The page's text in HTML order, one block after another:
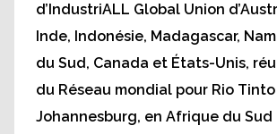
d’IndustriALL Global Union
Inde, Indonésie, Madagascar,
du Sud, Canada et États-Unis,
du Réseau mondial pour Rio Tinto
Johannesburg, en Afrique du Sud